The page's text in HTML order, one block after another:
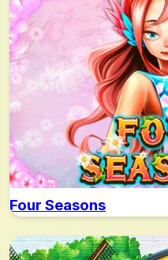
Four Seasons